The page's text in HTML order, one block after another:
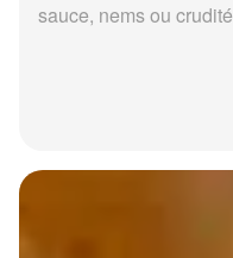
sauce, nems ou crudité